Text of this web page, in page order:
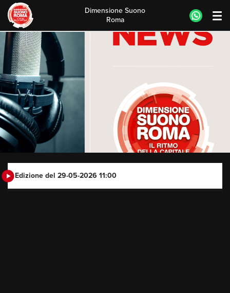
Skip
to
content
Dimensione Suono
Roma
Edizione del 29-05-2026 11:00